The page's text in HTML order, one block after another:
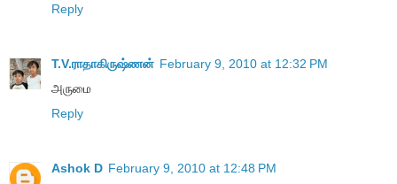
Reply
T.V.ராதாகிருஷ்ணன் February 9, 2010 at 12:32 PM
அருமை
Reply
Ashok D February 9, 2010 at 12:48 PM